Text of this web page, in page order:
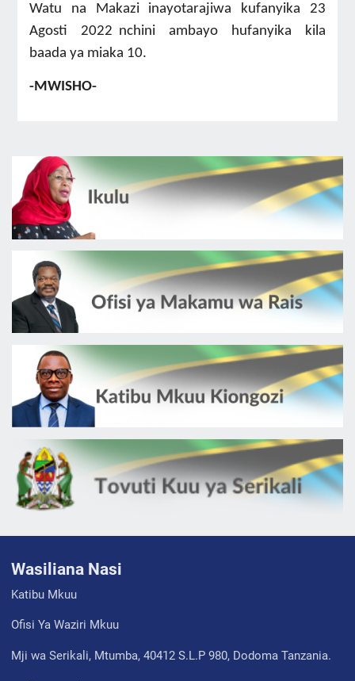
Watu na Makazi inayotarajiwa kufanyika 23
Agosti 2022 nchini ambayo hufanyika kila
baada ya miaka 10.
-MWISHO-
Wasiliana Nasi
Katibu Mkuu
Ofisi Ya Waziri Mkuu
Mji wa Serikali, Mtumba, 40412 S.L.P 980, Dodoma Tanzania.